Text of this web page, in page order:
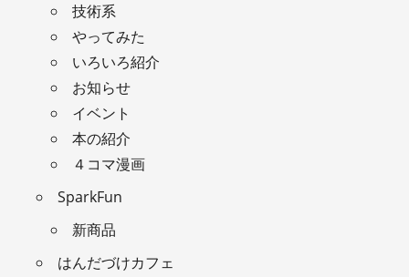
技術系
やってみた
いろいろ紹介
お知らせ
イベント
本の紹介
４コマ漫画
SparkFun
新商品
はんだづけカフェ